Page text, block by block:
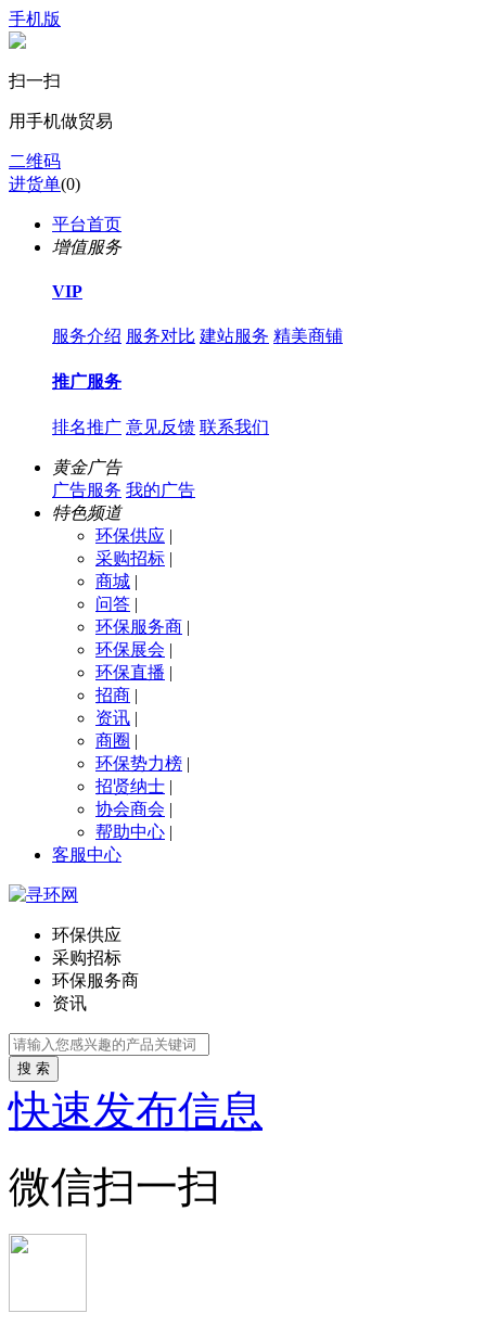
手机版
扫一扫
用手机做贸易
二维码
进货单(0)
平台首页
增值服务
VIP
服务介绍 服务对比 建站服务 精美商铺
推广服务
排名推广 意见反馈 联系我们
黄金广告
广告服务 我的广告
特色频道
环保供应 |
采购招标 |
商城 |
问答 |
环保服务商 |
环保展会 |
环保直播 |
招商 |
资讯 |
商圈 |
环保势力榜 |
招贤纳士 |
协会商会 |
帮助中心 |
客服中心
环保供应
采购招标
环保服务商
资讯
搜 索
快速发布信息
微信扫一扫